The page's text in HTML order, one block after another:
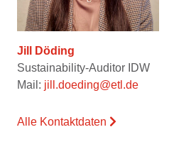
Jill Döding
Sustainability-Auditor IDW
Mail: jill.doeding@etl.de
Alle Kontaktdaten